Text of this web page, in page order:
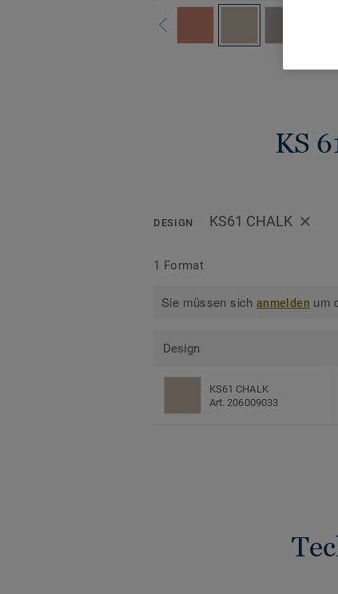
KS
DESIGN KS61 CHALK
1 Format
Sie müssen sichanmelden um
Design
KS61 CHALK
Art. 206009033